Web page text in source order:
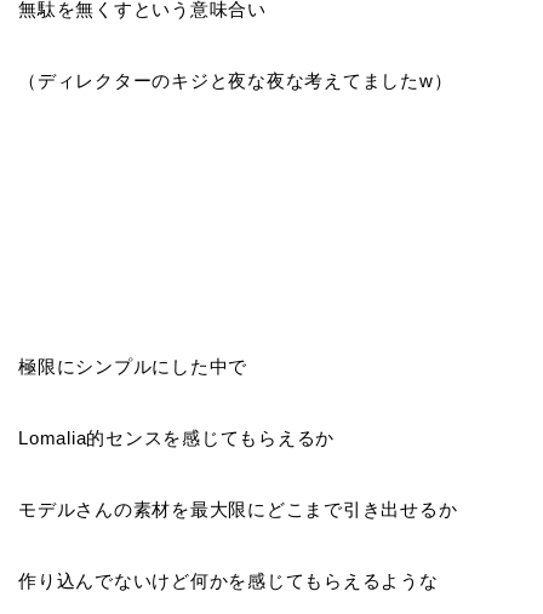
無駄を無くすという意味合い
（ディレクターのキジと夜な夜な考えてましたw）
極限にシンプルにした中で
Lomalia的センスを感じてもらえるか
モデルさんの素材を最大限にどこまで引き出せるか
作り込んでないけど何かを感じてもらえるような